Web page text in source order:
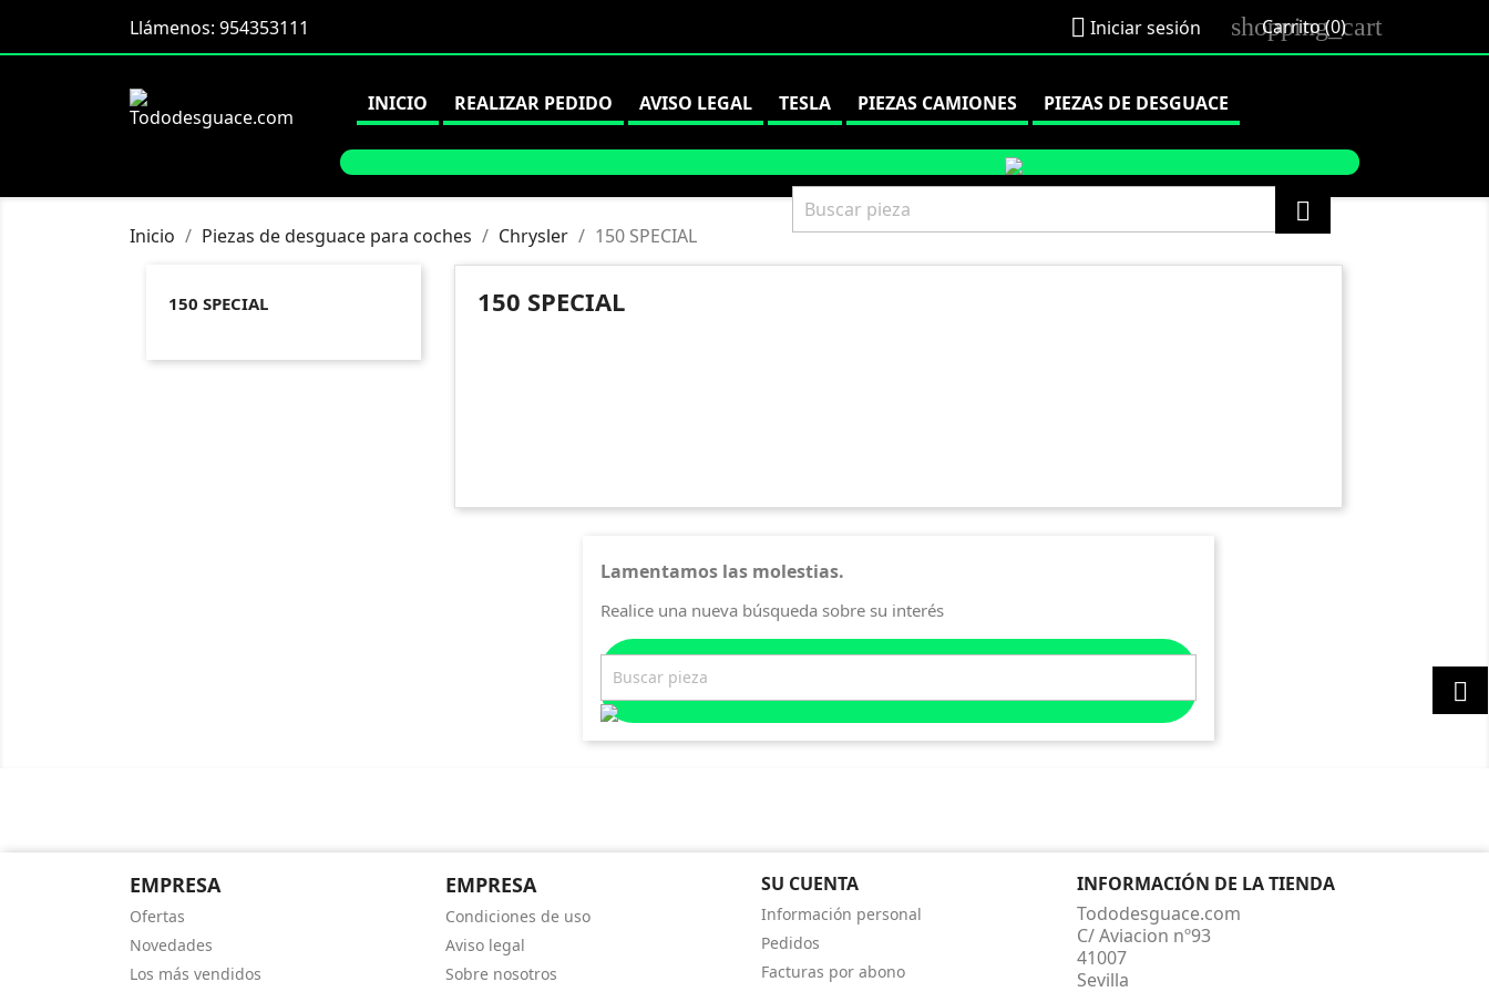
Llámenos: 954353111  Iniciar sesión shopping_cart
Carrito(0)
INICIO REALIZAR PEDIDO AVISO LEGAL TESLA PIEZAS CAMIONES PIEZAS DE DESGUACE

Inicio Piezas de desguace para coches Chrysler 150 SPECIAL
150 SPECIAL 150 SPECIAL
Lamentamos las molestias.
Realice una nueva búsqueda sobre su interés

EMPRESA
Ofertas
Novedades
Los más vendidos
EMPRESA
Condiciones de uso
Aviso legal
Sobre nosotros
SU CUENTA
Información personal
Pedidos
Facturas por abono
INFORMACIÓN DE LA TIENDA
Tododesguace.com
C/ Aviacion nº93
41007
Sevilla